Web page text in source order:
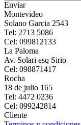
Enviar
Montevideo
Solano Garcia 2543
Tel: 2713 5086
Cel: 099812133
La Paloma
Av. Solari esq Sirio
Cel: 098871417
Rocha
18 de julio 165
Tel: 4472 0236
Cel: 099242814
Cliente